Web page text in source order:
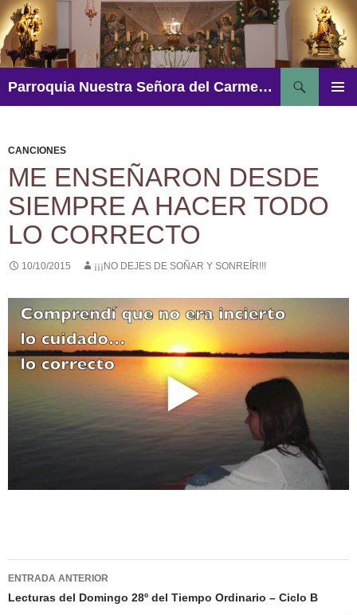
Saltar
al
contenido
Parroquia Nuestra Señora del Carmen – Aguadulce
CANCIONES
ME ENSEÑARON DESDE
SIEMPRE A HACER TODO
LO CORRECTO
10/10/2015 ¡¡¡NO DEJES DE SOÑAR Y SONREÍR!!!
Navegación
de
ENTRADA ANTERIOR
Lecturas del Domingo 28º del Tiempo Ordinario – Ciclo B